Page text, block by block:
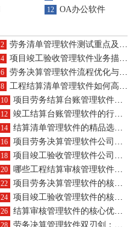
12
OA办公软件
2 劳务清单管理软件测试重点及人工客服评价？
4 项目竣工验收管理软件业务描述及核心功能介绍？
6 劳务决算管理软件流程优化与产品结构亮点？
8 工程结算清单管理软件如何高效运作？产品介绍亮点
10 项目劳务结算台账管理软件的市场标杆与成本分析？
12 竣工结算台账管理软件的行业标杆与价格？
14 结算清单管理软件的精品选择，一套价格是多少？
16 项目劳务决算管理软件公司及作用概述？
18 项目竣工验收管理软件公司有哪些？各自作用简述？
20 哪些工程结算审核管理软件具备高效自动化功能？
22 项目劳务决算管理软件的核心作用是什么？它能为企业带来哪些好处？
24 项目竣工验收管理软件的核心功能为何？其应用优势是什么？
26 结算审核管理软件的核心优势何在？为何成为企业信赖之选？
28 劳务决算管理软件双刃剑：项目劳务决算管理的优缺点全览